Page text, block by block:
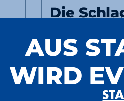
Die
Backstreet
10.10.
2026
AUS
WIRD